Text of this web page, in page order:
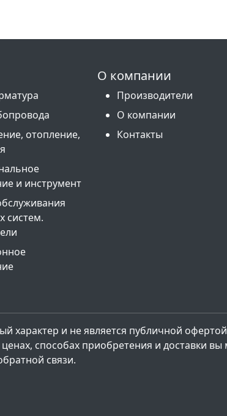
отопление,
и инструмент
систем.
О компании
Производители
О компании
Контакты
характер и не является публичной
способах приобретения и доставки
связи.